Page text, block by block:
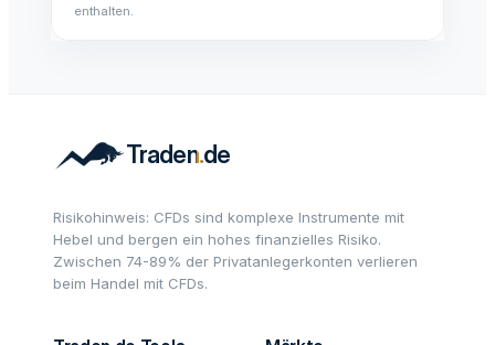
enthalten.
Risikohinweis: CFDs sind komplexe Instrumente mit
Hebel und bergen ein hohes finanzielles Risiko.
Zwischen 74-89% der Privatanlegerkonten verlieren
beim Handel mit CFDs.